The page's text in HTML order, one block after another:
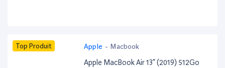
Top Produit Apple - Macbook
Apple MacBook Air 13” (2019) 512Go